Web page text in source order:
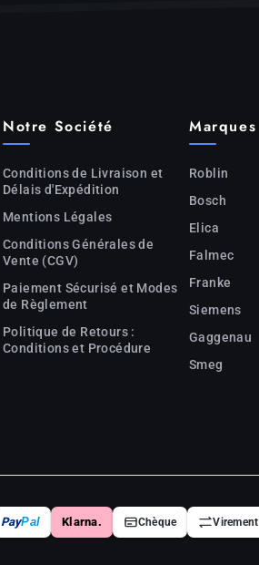
Notre Société
Conditions de Livraison et
Délais d'Expédition
Mentions Légales
Conditions Générales de
Vente (CGV)
Paiement Sécurisé et Modes
de Règlement
Politique de Retours :
Conditions et Procédure
Marques
Roblin
Bosch
Elica
Falmec
Franke
Siemens
Gaggenau
Smeg
PayPal Klarna. Chèque Virement